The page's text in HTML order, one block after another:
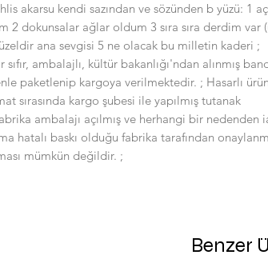
akarsu kendi sazından ve sözünden b yüzü: 1
2 dokunsalar ağlar oldum 3 sıra sıra derdim var
ana sevgisi 5 ne olacak bu milletin kaderi ;
ambalajlı, kültür bakanlığı'ndan alınmış
paketlenip kargoya verilmektedir. ; Hasarlı ürün
sırasında kargo şubesi ile yapılmış tutanak
ambalajı açılmış ve herhangi bir nedenden
hatalı baskı olduğu fabrika tarafından
mümkün değildir. ;
Benzer